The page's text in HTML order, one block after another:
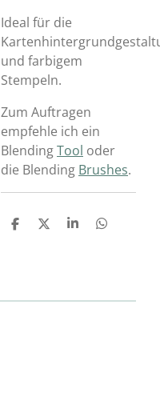
Ideal für die
und farbigem
Stempeln.
Zum Auftragen
empfehle ich ein
BlendingTool oder
die Blending Brushes.
T
T
T
T